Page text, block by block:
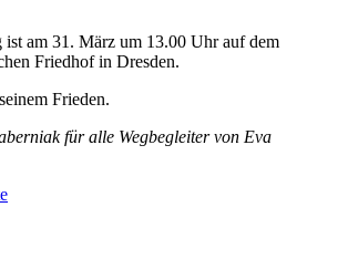
ist am 31. März um 13.00 Uhr auf dem
Friedhof in Dresden.
Frieden.
für alle Wegbegleiter von Eva